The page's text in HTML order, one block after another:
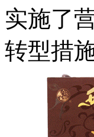
实施了
转型措